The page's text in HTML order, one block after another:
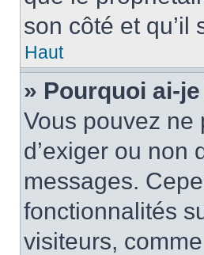
son côté et qu’il
Haut
» Pourquoi ai-
Vous pouvez ne
d’exiger ou non
messages.
fonctionnalités
visiteurs,